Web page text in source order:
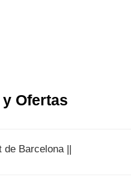
Ofertas
de Barcelona ||